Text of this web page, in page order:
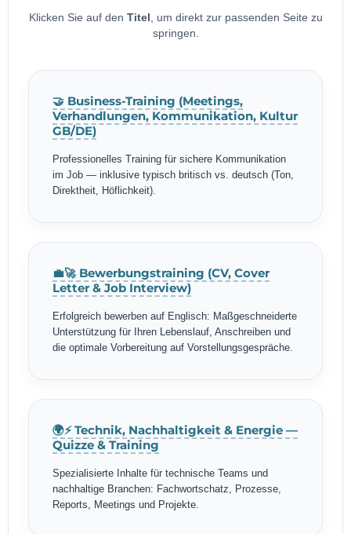
Klicken Sie auf den Titel , um direkt zur passenden Seite zu
springen.
🤝 Business-Training (Meetings,
Verhandlungen, Kommunikation, Kultur
GB/DE)
Professionelles Training für sichere Kommunikation
im Job — inklusive typisch britisch vs. deutsch (Ton,
Direktheit, Höflichkeit).
💼🚀 Bewerbungstraining (CV, Cover
Letter & Job Interview)
Erfolgreich bewerben auf Englisch: Maßgeschneiderte
Unterstützung für Ihren Lebenslauf, Anschreiben und
die optimale Vorbereitung auf Vorstellungsgespräche.
🌍⚡ Technik, Nachhaltigkeit & Energie —
Quizze & Training
Spezialisierte Inhalte für technische Teams und
nachhaltige Branchen: Fachwortschatz, Prozesse,
Reports, Meetings und Projekte.